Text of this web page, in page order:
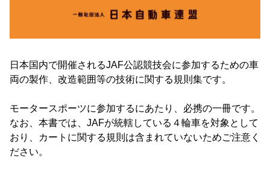
日本国内で開催されるJAF公認競技会に参加するための車
両の製作、改造範囲等の技術に関する規則集です。
モータースポーツに参加するにあたり、必携の一冊です。
なお、本書では、JAFが統轄している４輪車を対象として
おり、カートに関する規則は含まれていないためご注意く
ださい。